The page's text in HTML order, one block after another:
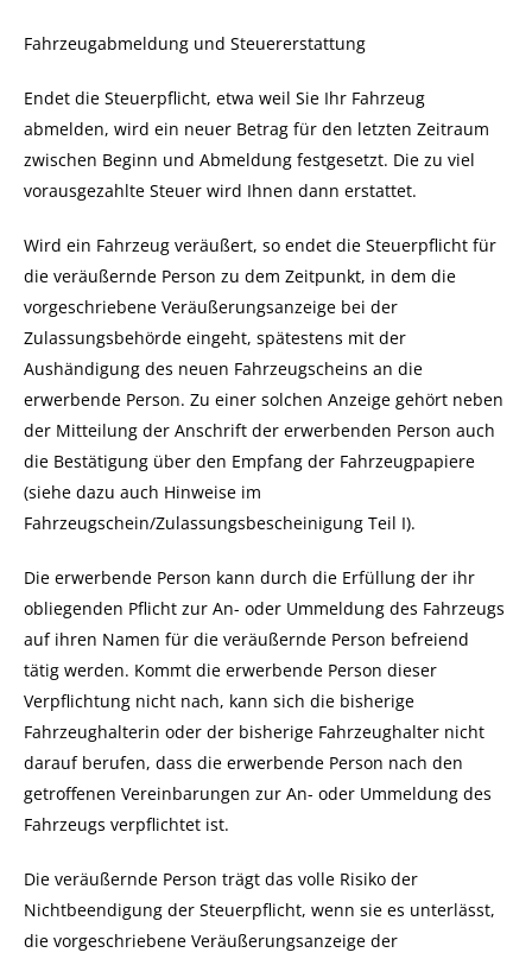
Fahrzeugabmeldung und Steuererstattung
Endet die Steuerpflicht, etwa weil Sie Ihr Fahrzeug
abmelden, wird ein neuer Betrag für den letzten Zeitraum
zwischen Beginn und Abmeldung festgesetzt. Die zu viel
vorausgezahlte Steuer wird Ihnen dann erstattet.
Wird ein Fahrzeug veräußert, so endet die Steuerpflicht für
die veräußernde Person zu dem Zeitpunkt, in dem die
vorgeschriebene Veräußerungsanzeige bei der
Zulassungsbehörde eingeht, spätestens mit der
Aushändigung des neuen Fahrzeugscheins an die
erwerbende Person. Zu einer solchen Anzeige gehört neben
der Mitteilung der Anschrift der erwerbenden Person auch
die Bestätigung über den Empfang der Fahrzeugpapiere
(siehe dazu auch Hinweise im
Fahrzeugschein/Zulassungsbescheinigung Teil I).
Die erwerbende Person kann durch die Erfüllung der ihr
obliegenden Pflicht zur An- oder Ummeldung des Fahrzeugs
auf ihren Namen für die veräußernde Person befreiend
tätig werden. Kommt die erwerbende Person dieser
Verpflichtung nicht nach, kann sich die bisherige
Fahrzeughalterin oder der bisherige Fahrzeughalter nicht
darauf berufen, dass die erwerbende Person nach den
getroffenen Vereinbarungen zur An- oder Ummeldung des
Fahrzeugs verpflichtet ist.
Die veräußernde Person trägt das volle Risiko der
Nichtbeendigung der Steuerpflicht, wenn sie es unterlässt,
die vorgeschriebene Veräußerungsanzeige der